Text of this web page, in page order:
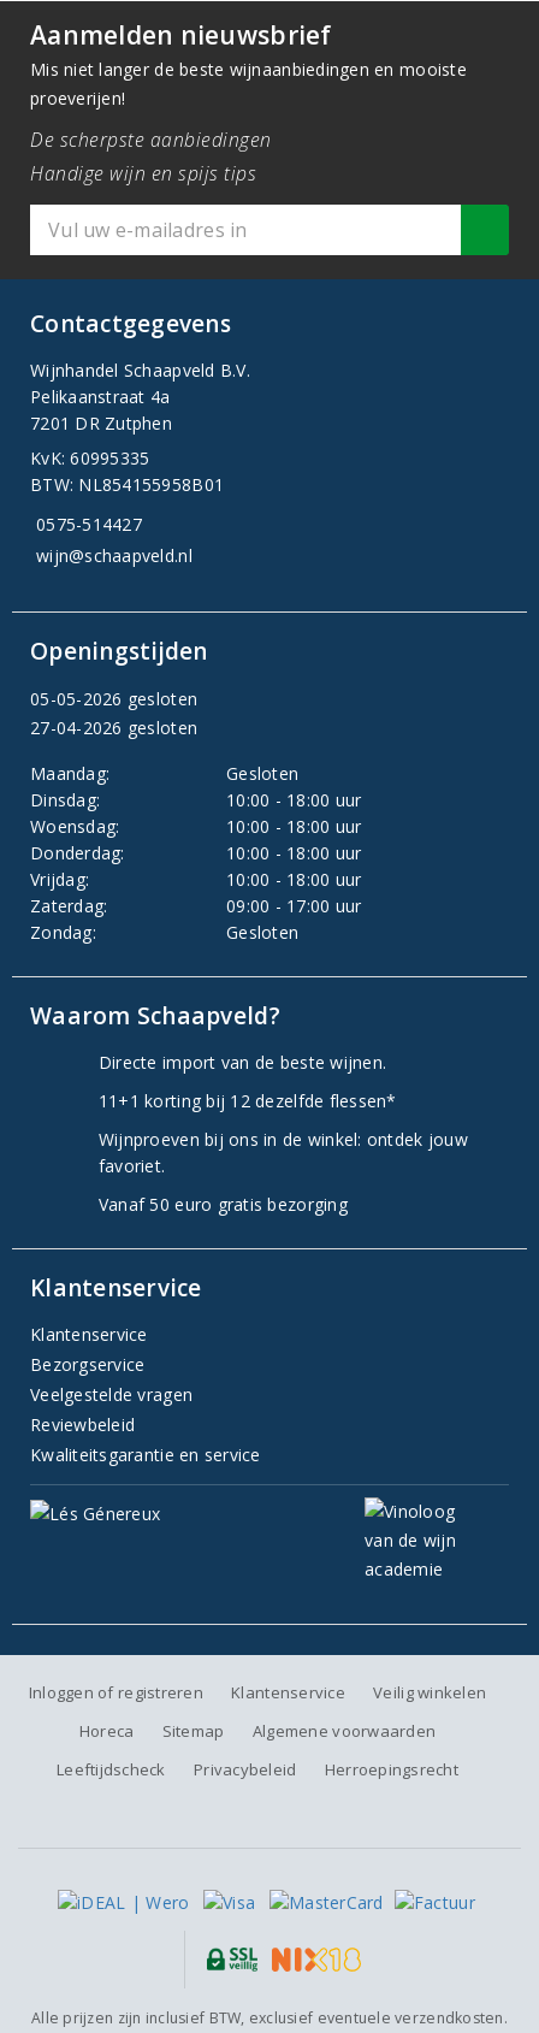
Aanmelden nieuwsbrief
Mis niet langer de beste wijnaanbiedingen en mooiste
proeverijen!
De scherpste aanbiedingen
Handige wijn en spijs tips
Contactgegevens
Wijnhandel Schaapveld B.V.
Pelikaanstraat 4a
7201 DR Zutphen
KvK: 60995335
BTW: NL854155958B01
0575-514427
wijn@schaapveld.nl
Openingstijden
05-05-2026 gesloten
27-04-2026 gesloten
Maandag:
Gesloten
Dinsdag:
10:00 - 18:00 uur
Woensdag:
10:00 - 18:00 uur
Donderdag:
10:00 - 18:00 uur
Vrijdag:
10:00 - 18:00 uur
Zaterdag:
09:00 - 17:00 uur
Zondag:
Gesloten
Waarom Schaapveld?
Directe import van de beste wijnen.
11+1 korting bij 12 dezelfde flessen*
Wijnproeven bij ons in de winkel: ontdek jouw
favoriet.
Vanaf 50 euro gratis bezorging
Klantenservice
Klantenservice
Bezorgservice
Veelgestelde vragen
Reviewbeleid
Kwaliteitsgarantie en service
Inloggen of registreren Klantenservice
Veilig winkelen
Horeca
Sitemap
Algemene voorwaarden
Leeftijdscheck
Privacybeleid Herroepingsrecht
Alle prijzen zijn inclusief BTW, exclusief eventuele verzendkosten.